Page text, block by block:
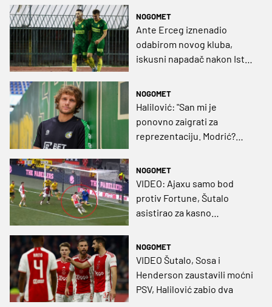
takvim momčadima“
NOGOMET
Ante Erceg iznenadio
odabirom novog kluba,
iskusni napadač nakon Istre
NOGOMET
Halilović: "San mi je
ponovno zaigrati za
reprezentaciju. Modrić?
ljudi sumnjaju u njega"
NOGOMET
VIDEO: Ajaxu samo bod
protiv Fortune, Šutalo
asistirao za kasno
NOGOMET
VIDEO Šutalo, Sosa i
Henderson zaustavili moćni
PSV, Halilović zabio dva